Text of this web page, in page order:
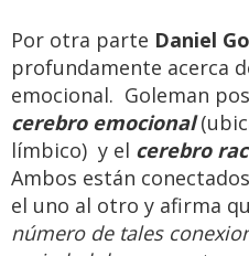
Por otra parte Daniel
profundamente acerca
emocional. Goleman
cerebro emocional
límbico) y el cerebro
Ambos están
el uno al otro y afirma
número de tales